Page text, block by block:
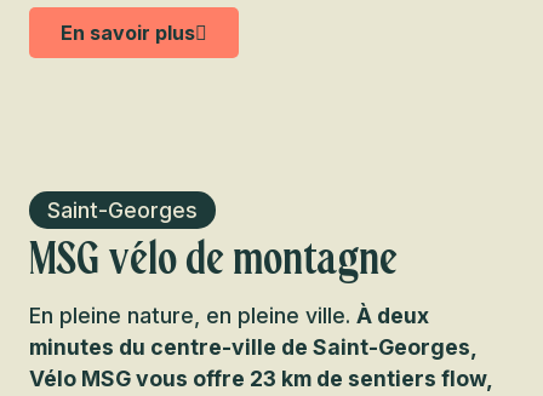
En savoir plus
Saint-Georges
MSG vélo de montagne
En pleine nature, en pleine ville. À deux
minutes du centre-ville de Saint-Georges,
Vélo MSG vous offre 23 km de sentiers flow,